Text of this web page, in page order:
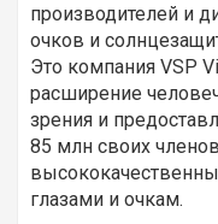
производителей и
очков и
Это компания VSP
расширение
зрения и
85 млн своих
глазами и очкам.